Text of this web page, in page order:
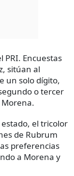
PRI. Encuestas
sitúan al
un solo dígito,
o tercer
Morena.
el tricolor
de Rubrum
preferencias
a Morena y